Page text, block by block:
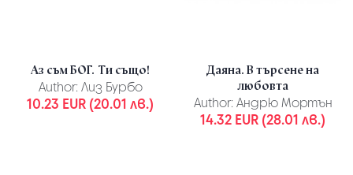
Аз съм БОГ. Ти също!
Author: Лиз Бурбо
10.23 EUR (20.01 лв.)
Даяна. В търсене на
любовта
Author: Андрю Мортън
14.32 EUR (28.01 лв.)